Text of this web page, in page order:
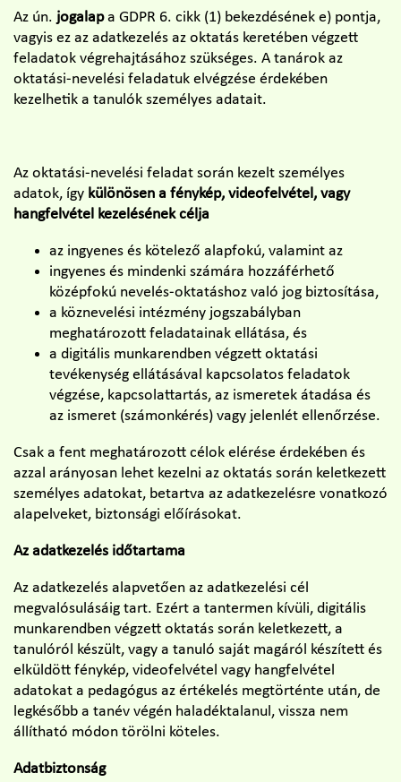
Az ún. jogalapa GDPR 6. cikk (1) bekezdésének e) pontja,
vagyis ez az adatkezelés az oktatás keretében végzett
feladatok végrehajtásához szükséges. A tanárok az
oktatási-nevelési feladatuk elvégzése érdekében
kezelhetik a tanulók személyes adatait.
Az oktatási-nevelési feladat során kezelt személyes
adatok, így különösen a fénykép, videofelvétel, vagy
hangfelvétel kezelésének célja
az ingyenes és kötelező alapfokú, valamint az
ingyenes és mindenki számára hozzáférhető
középfokú nevelés-oktatáshoz való jog biztosítása,
a köznevelési intézmény jogszabályban
meghatározott feladatainak ellátása, és
a digitális munkarendben végzett oktatási
tevékenység ellátásával kapcsolatos feladatok
végzése, kapcsolattartás, az ismeretek átadása és
az ismeret (számonkérés) vagy jelenlét ellenőrzése.
Csak a fent meghatározott célok elérése érdekében és
azzal arányosan lehet kezelni az oktatás során keletkezett
személyes adatokat, betartva az adatkezelésre vonatkozó
alapelveket, biztonsági előírásokat.
Az adatkezelés időtartama
Az adatkezelés alapvetően az adatkezelési cél
megvalósulásáig tart. Ezért a tantermen kívüli, digitális
munkarendben végzett oktatás során keletkezett, a
tanulóról készült, vagy a tanuló saját magáról készített és
elküldött fénykép, videofelvétel vagy hangfelvétel
adatokat a pedagógus az értékelés megtörténte után, de
legkésőbb a tanév végén haladéktalanul, vissza nem
állítható módon törölni köteles.
Adatbiztonság